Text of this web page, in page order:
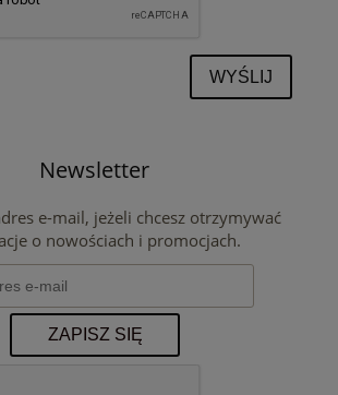
WYŚLIJ
Newsletter
e-mail, jeżeli chcesz otrzymywać
o nowościach i promocjach.
ZAPISZ SIĘ